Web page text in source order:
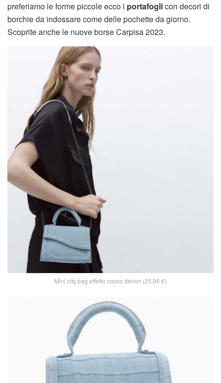
preferiamo le forme piccole ecco i portafoglicon decori di
borchie da indossare come delle pochette da giorno.
Scoprite anche le nuove borse Carpisa 2023.
Mini city bag effetto cocco denim (25,95 €)